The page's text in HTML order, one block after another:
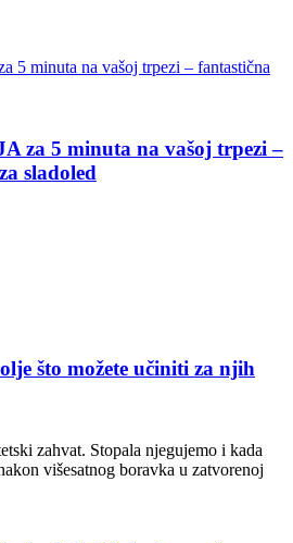
za 5 minuta na vašoj trpezi –
sladoled
što možete učiniti za njih
zahvat. Stopala njegujemo i kada
višesatnog boravka u zatvorenoj